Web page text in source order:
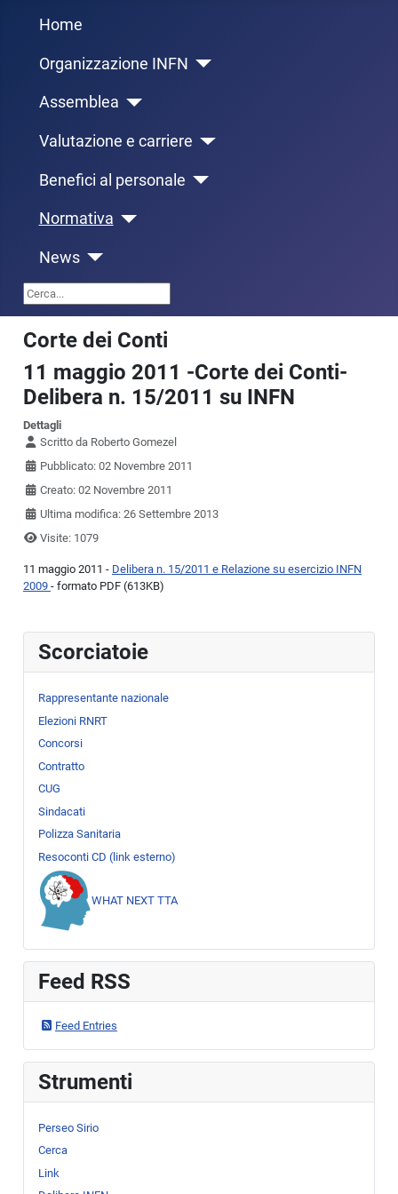
Home
Organizzazione INFN
Assemblea
Valutazione e carriere
Benefici al personale
Normativa
News
Cerca...
Scorciatoie
Rappresentante nazionale
Elezioni RNRT
Concorsi
Contratto
CUG
Sindacati
Polizza Sanitaria
Resoconti CD (link esterno)
WHAT NEXT TTA
Feed RSS
Feed Entries
Strumenti
Perseo Sirio
Cerca
Link
Corte dei Conti
11 maggio 2011 -Corte dei Conti-
Delibera n. 15/2011 su INFN
Dettagli
Scritto da Roberto Gomezel
Pubblicato: 02 Novembre 2011
Creato: 02 Novembre 2011
Ultima modifica: 26 Settembre 2013
Visite: 1079
11 maggio 2011 - Delibera n. 15/2011 e Relazione su esercizio INFN
2009 - formato PDF (613KB)